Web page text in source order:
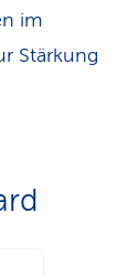
im
Stärkung